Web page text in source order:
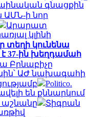
գնացքին
ԱՄՆ-ի նոր
Արարատ
կլինի
տեղի կունենա
ին խեղդամահ
Բրնաբիչը
ԱԺ նախագահի
Politico.
են քննարկում
Տիգրան